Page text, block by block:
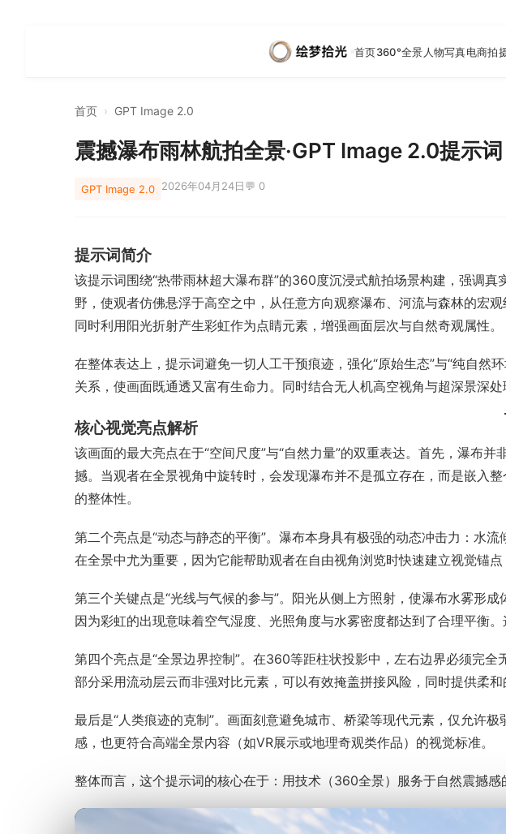
首页360°全景 人物写真电商拍
首页 › GPT Image 2.0
震撼瀑布雨林航拍全景·GPT Image 2.0提示词
GPT Image 2.0 2026年04月24日💬 0
提示词简介
该提示词围绕“热带雨林超大瀑布群”的360度沉浸式航拍场景构建，强调
野，使观者仿佛悬浮于高空之中，从任意方向观察瀑布、河流与森林的宏
同时利用阳光折射产生彩虹作为点睛元素，增强画面层次与自然奇观属性。
在整体表达上，提示词避免一切人工干预痕迹，强化“原始生态”与“纯自
关系，使画面既通透又富有生命力。同时结合无人机高空视角与超深景深
核心视觉亮点解析
该画面的最大亮点在于“空间尺度”与“自然力量”的双重表达。首先，瀑布
撼。当观者在全景视角中旋转时，会发现瀑布并不是孤立存在，而是嵌
的整体性。
第二个亮点是“动态与静态的平衡”。瀑布本身具有极强的动态冲击力：水
在全景中尤为重要，因为它能帮助观者在自由视角浏览时快速建立视觉锚点
第三个关键点是“光线与气候的参与”。阳光从侧上方照射，使瀑布水雾
因为彩虹的出现意味着空气湿度、光照角度与水雾密度都达到了合理平衡。
第四个亮点是“全景边界控制”。在360等距柱状投影中，左右边界必须完
部分采用流动层云而非强对比元素，可以有效掩盖拼接风险，同时提供柔和
最后是“人类痕迹的克制”。画面刻意避免城市、桥梁等现代元素，仅允许
感，也更符合高端全景内容（如VR展示或地理奇观类作品）的视觉标准。
整体而言，这个提示词的核心在于：用技术（360全景）服务于自然震撼感